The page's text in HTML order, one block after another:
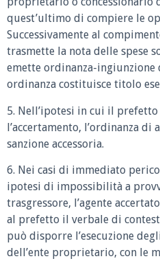
quest’ultimo di compiere le
Successivamente al
trasmette la nota delle spese
emette ordinanza-ingiunzione
ordinanza costituisce titolo
5. Nell’ipotesi in cui il
l’accertamento, l’ordinanza di
sanzione accessoria.
6. Nei casi di immediato
ipotesi di impossibilità a
trasgressore, l’agente
al prefetto il verbale di
può disporre l’esecuzione
dell’ente proprietario, con le